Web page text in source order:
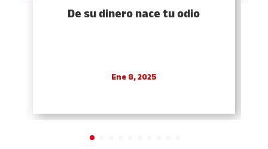
De su dinero nace tu odio
Ene 8, 2025